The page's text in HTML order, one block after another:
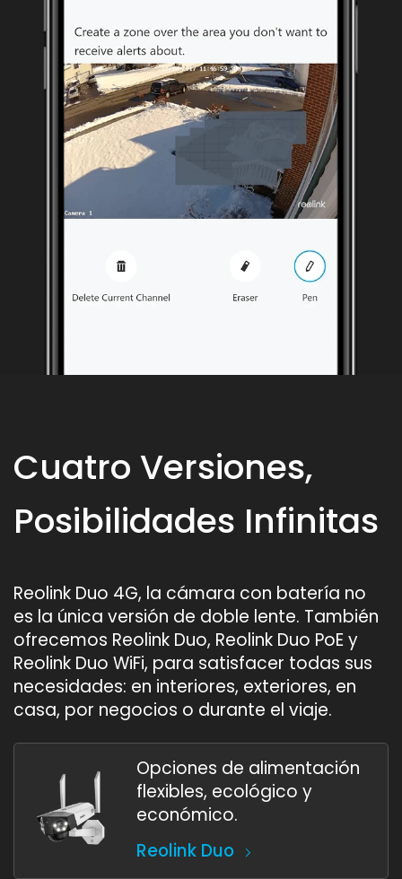
Cuatro Versiones,
Posibilidades Infinitas
Reolink Duo 4G, la cámara con batería no
es la única versión de doble lente. También
ofrecemos Reolink Duo, Reolink Duo PoE y
Reolink Duo WiFi, para satisfacer todas sus
necesidades: en interiores, exteriores, en
casa, por negocios o durante el viaje.
Opciones de alimentación
flexibles, ecológico y
económico.
Reolink Duo